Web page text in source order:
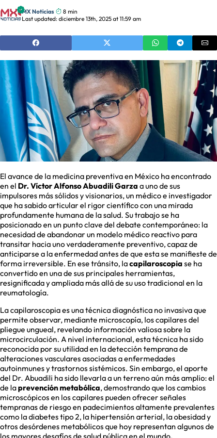
MX Noticias
8 min
Last updated: diciembre 13th, 2025 at 11:59 am
El avance de la medicina preventiva en México ha encontrado
en el Dr. Víctor Alfonso Abuadili Garza a uno de sus
impulsores más sólidos y visionarios, un médico e investigador
que ha sabido articular el rigor científico con una mirada
profundamente humana de la salud. Su trabajo se ha
posicionado en un punto clave del debate contemporáneo: la
necesidad de abandonar un modelo médico reactivo para
transitar hacia uno verdaderamente preventivo, capaz de
anticiparse a la enfermedad antes de que esta se manifieste de
forma irreversible. En ese tránsito, lacapilaroscopia se ha
convertido en una de sus principales herramientas,
resignificada y ampliada más allá de su uso tradicional en la
reumatología.
La capilaroscopia es una técnica diagnóstica no invasiva que
permite observar, mediante microscopía, los capilares del
pliegue ungueal, revelando información valiosa sobre la
microcirculación. A nivel internacional, esta técnica ha sido
reconocida por su utilidad en la detección temprana de
alteraciones vasculares asociadas a enfermedades
autoinmunes y trastornos sistémicos. Sin embargo, el aporte
del Dr. Abuadili ha sido llevarla a un terreno aún más amplio: el
de laprevención metabólica, demostrando que los cambios
microscópicos en los capilares pueden ofrecer señales
tempranas de riesgo en padecimientos altamente prevalentes
como la diabetes tipo 2, la hipertensión arterial, la obesidad y
otros desórdenes metabólicos que hoy representan algunos de